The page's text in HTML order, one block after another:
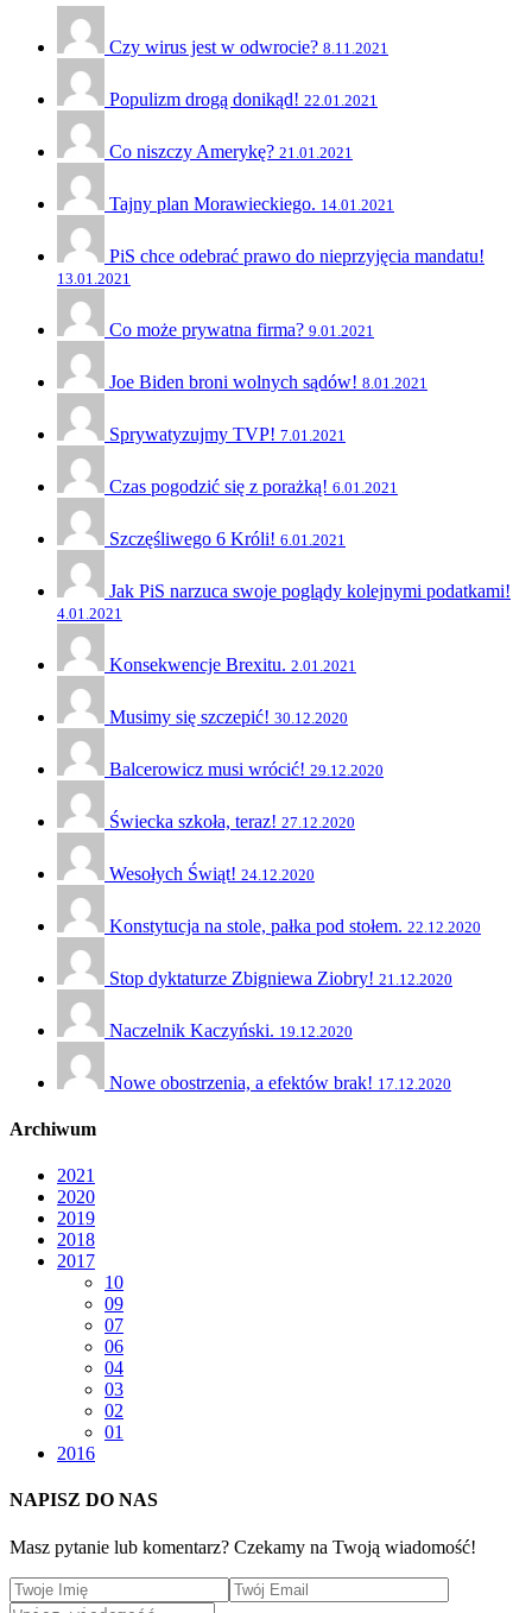
Czy wirus jest w odwrocie? 8.11.2021
Populizm drogą donikąd! 22.01.2021
Co niszczy Amerykę? 21.01.2021
Tajny plan Morawieckiego. 14.01.2021
PiS chce odebrać prawo do nieprzyjęcia mandatu!
13.01.2021
Co może prywatna firma? 9.01.2021
Joe Biden broni wolnych sądów! 8.01.2021
Sprywatyzujmy TVP! 7.01.2021
Czas pogodzić się z porażką! 6.01.2021
Szczęśliwego 6 Króli! 6.01.2021
Jak PiS narzuca swoje poglądy kolejnymi podatkami!
4.01.2021
Konsekwencje Brexitu. 2.01.2021
Musimy się szczepić! 30.12.2020
Balcerowicz musi wrócić! 29.12.2020
Świecka szkoła, teraz! 27.12.2020
Wesołych Świąt! 24.12.2020
Konstytucja na stole, pałka pod stołem. 22.12.2020
Stop dyktaturze Zbigniewa Ziobry! 21.12.2020
Naczelnik Kaczyński. 19.12.2020
Nowe obostrzenia, a efektów brak! 17.12.2020
Archiwum
2021
2020
2019
2018
2017
10
09
07
06
04
03
02
01
2016
NAPISZ DO NAS
Masz pytanie lub komentarz? Czekamy na Twoją wiadomość!